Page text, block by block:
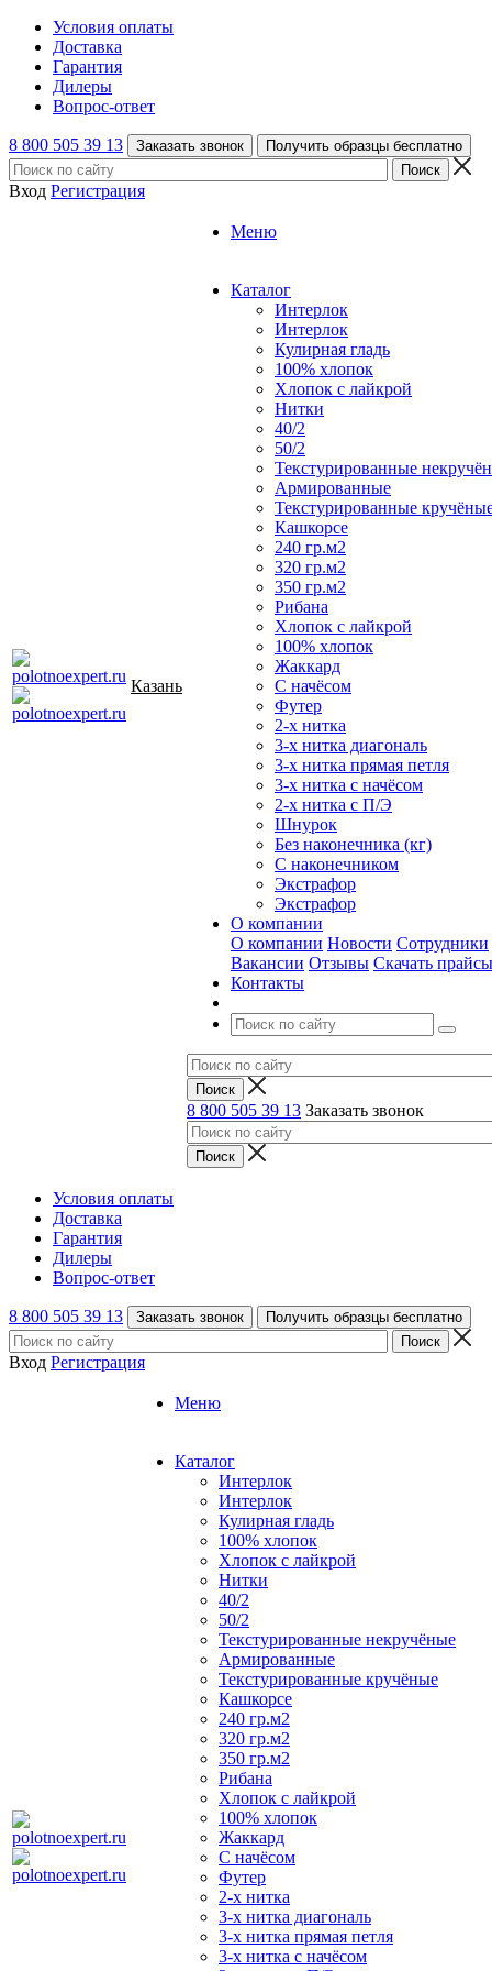
Условия оплаты
Доставка
Гарантия
Дилеры
Вопрос-ответ
8 800 505 39 13 Заказать звонок Получить образцы бесплатно
Вход Регистрация
Казань
Меню
Каталог
Интерлок
Интерлок
Кулирная гладь
100% хлопок
Хлопок с лайкрой
Нитки
40/2
50/2
Текстурированные
Армированные
Текстурированные
Кашкорсе
240 гр.м2
320 гр.м2
350 гр.м2
Рибана
Хлопок с лайкрой
100% хлопок
Жаккард
С начёсом
Футер
2-х нитка
3-х нитка диагональ
3-х нитка прямая петля
3-х нитка с начёсом
2-х нитка с П/Э
Шнурок
Без наконечника (кг)
С наконечником
Экстрафор
Экстрафор
О компании
О компании Новости Сотрудники
Вакансии Отзывы Скачать прайсы
Контакты
8 800 505 39 13 Заказать звонок
Условия оплаты
Доставка
Гарантия
Дилеры
Вопрос-ответ
8 800 505 39 13 Заказать звонок Получить образцы бесплатно
Вход Регистрация
Меню
Каталог
Интерлок
Интерлок
Кулирная гладь
100% хлопок
Хлопок с лайкрой
Нитки
40/2
50/2
Текстурированные некручёные
Армированные
Текстурированные кручёные
Кашкорсе
240 гр.м2
320 гр.м2
350 гр.м2
Рибана
Хлопок с лайкрой
100% хлопок
Жаккард
С начёсом
Футер
2-х нитка
3-х нитка диагональ
3-х нитка прямая петля
3-х нитка с начёсом